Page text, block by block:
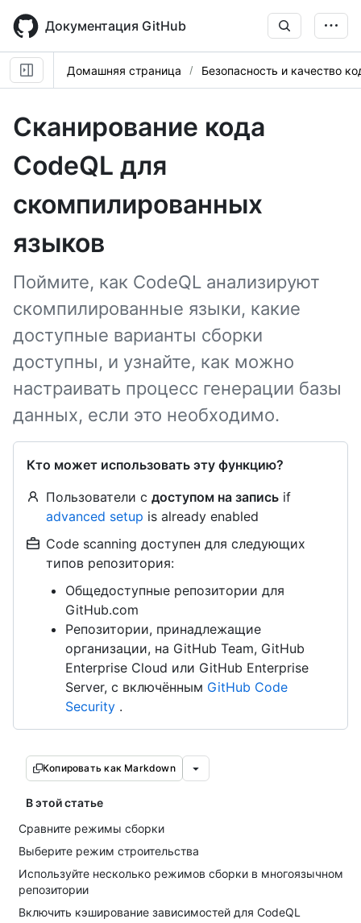
main
content
Документация GitHub
Домашняя страница Безопасность и качество
Сканирование кода
CodeQL для
скомпилированных
языков
Поймите, как CodeQL анализируют
скомпилированные языки, какие
доступные варианты сборки
доступны, и узнайте, как можно
настраивать процесс генерации базы
данных, если это необходимо.
Кто может использовать эту функцию?
Пользователи с доступом на запись if
advanced setup is already enabled
Code scanning доступен для следующих
типов репозитория:
Общедоступные репозитории для
GitHub.com
Репозитории, принадлежащие
организации, на GitHub Team, GitHub
Enterprise Cloud или GitHub Enterprise
Server, с включённым GitHub Code
Security .
Копировать как Markdown
В этой статье
Сравните режимы сборки
Выберите режим строительства
Используйте несколько режимов сборки в многоязычном
репозитории
Включить кэширование зависимостей для CodeQL